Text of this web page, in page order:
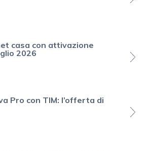
casa con attivazione
2026
Pro con TIM: l’offerta di